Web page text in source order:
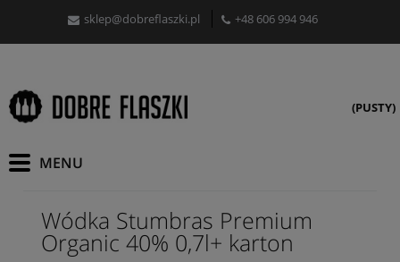
sklep@dobreflaszki.pl +48 606 994 946
(PUSTY)
Wódka Stumbras Premium
Organic 40% 0,7l+ karton